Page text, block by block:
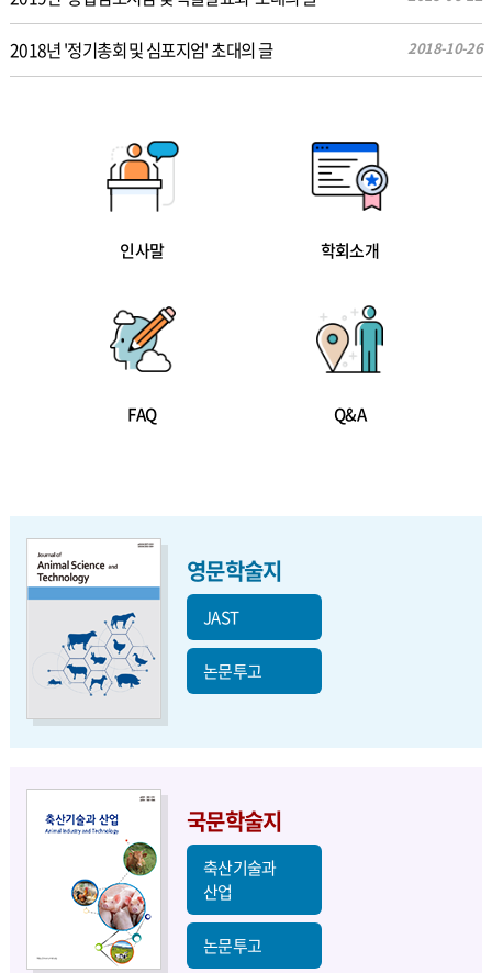
2018년 '정기총회 및 심포지엄' 초대의 글 2018-10-26
인사말 학회소개
FAQ Q&A
영문학술지
JAST
논문투고
국문학술지
축산기술과
산업
논문투고